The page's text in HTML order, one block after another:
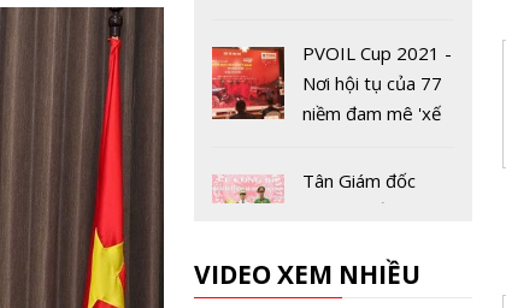
Tào Đức Thắng
PVOIL Cup 2021 -
Nơi hội tụ của 77
niềm đam mê 'xế
Tân Giám đốc
Công an tỉnh Thái
nhiệm là ai?
VIDEO XEM NHIỀU